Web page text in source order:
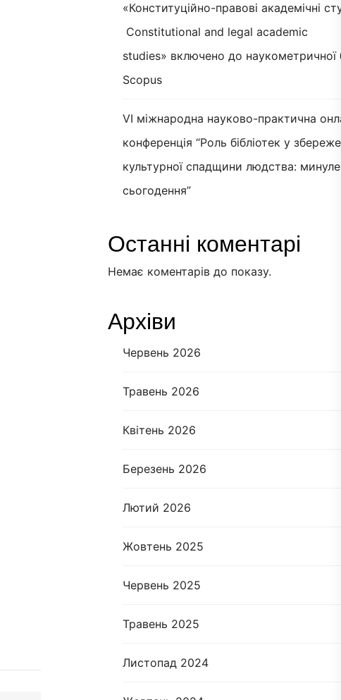
«Конституційно-правові академічні
Constitutional and legal academic
studies» включено до наукометричної
Scopus
VI міжнародна науково-практична
конференція “Роль бібліотек у
культурної спадщини людства:
сьогодення”
Останні коментарі
Немає коментарів до показу.
Архіви
Червень 2026
Травень 2026
Квітень 2026
Березень 2026
Лютий 2026
Жовтень 2025
Червень 2025
Травень 2025
Листопад 2024